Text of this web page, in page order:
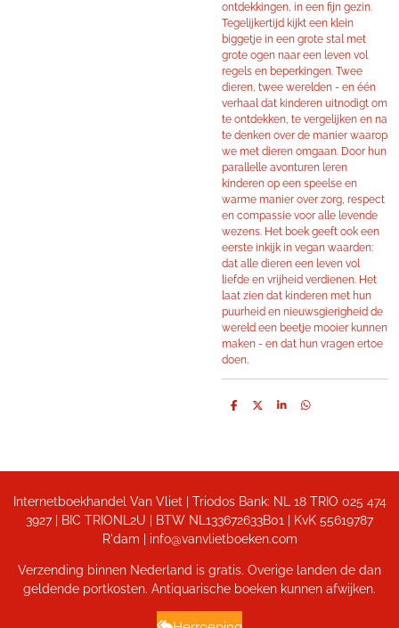
ontdekkingen, in een fijn gezin.
Tegelijkertijd kijkt een klein
biggetje in een grote stal met
grote ogen naar een leven vol
regels en beperkingen. Twee
dieren, twee werelden - en één
verhaal dat kinderen uitnodigt om
te ontdekken, te vergelijken en na
te denken over de manier waarop
we met dieren omgaan. Door hun
parallelle avonturen leren
kinderen op een speelse en
warme manier over zorg, respect
en compassie voor alle levende
wezens. Het boek geeft ook een
eerste inkijk in vegan waarden:
dat alle dieren een leven vol
liefde en vrijheid verdienen. Het
laat zien dat kinderen met hun
puurheid en nieuwsgierigheid de
wereld een beetje mooier kunnen
maken - en dat hun vragen ertoe
doen.
D
D
S
D
Internetboekhandel Van Vliet | Triodos Bank: NL 18 TRIO 025 474
3927 | BIC TRIONL2U | BTW NL133672633B01 | KvK 55619787
R'dam | info@vanvlietboeken.com
Verzending binnen Nederland is gratis. Overige landen de dan
geldende portkosten. Antiquarische boeken kunnen afwijken.